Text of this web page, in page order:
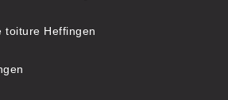
toiture Heffingen